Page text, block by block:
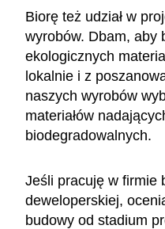
Biorę też udział w
wyrobów. Dbam, aby
ekologicznych
lokalnie i z
naszych wyrobów
materiałów
biodegradowalnych.
Jeśli pracuję w firmie
deweloperskiej,
budowy od stadium